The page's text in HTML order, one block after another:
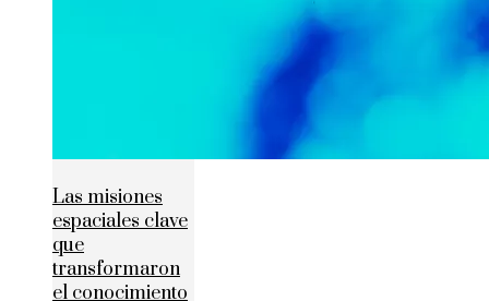
Las misiones
espaciales clave
que
transformaron
el conocimiento